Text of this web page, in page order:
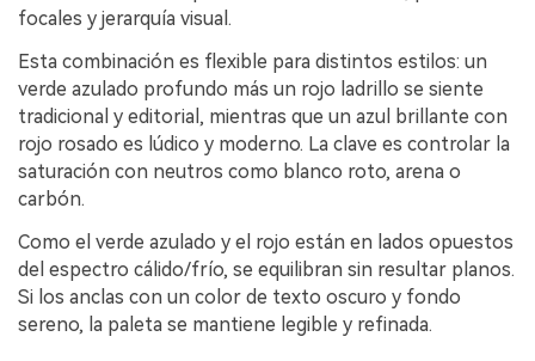
focales y jerarquía visual.
Esta combinación es flexible para distintos estilos: un
verde azulado profundo más un rojo ladrillo se siente
tradicional y editorial, mientras que un azul brillante con
rojo rosado es lúdico y moderno. La clave es controlar la
saturación con neutros como blanco roto, arena o
carbón.
Como el verde azulado y el rojo están en lados opuestos
del espectro cálido/frío, se equilibran sin resultar planos.
Si los anclas con un color de texto oscuro y fondo
sereno, la paleta se mantiene legible y refinada.